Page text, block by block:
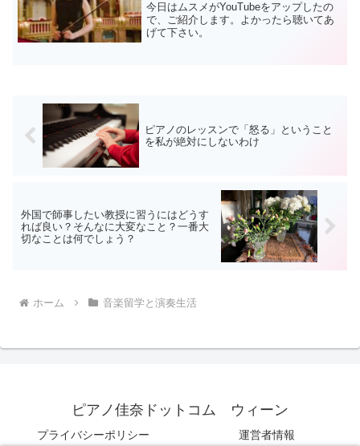
今日はムスメがYouTubeをアップしたの
で、ご紹介します。よかったら聴いてあ
げて下さい。
ピアノのレッスンで「怒る」ということ
を私が絶対にしないわけ
外国で師事したい教授に習うにはどうす
れば良い？そんなに大変なこと？一番大
切なことは何でしょう？
ホーム 音楽留学と演奏生活
ピアノ佳奈ドットコム ウィーン
プライバシーポリシー 運営者情報